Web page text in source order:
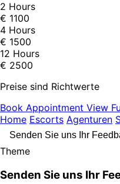
2 Hours
€ 1100
4 Hours
€ 1500
12 Hours
€ 2500
Preise sind Richtwerte
Book Appointment View
Home Escorts Agenturen
Senden Sie uns Ihr
Theme
Senden Sie uns Ihr